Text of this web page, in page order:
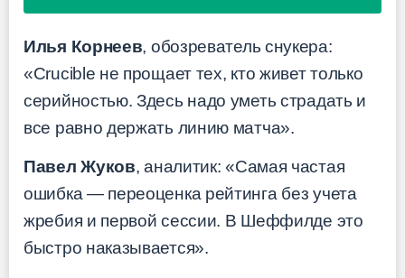
Илья Корнеев, обозреватель снукера:
«Crucible не прощает тех, кто живет только
серийностью. Здесь надо уметь страдать и
все равно держать линию матча».
Павел Жуков, аналитик: «Самая частая
ошибка — переоценка рейтинга без учета
жребия и первой сессии. В Шеффилде это
быстро наказывается».